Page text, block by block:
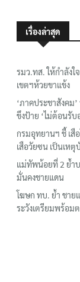
เรื่องล่าสุด
รมว.ทส. ให้กำลังใ
เขตฯห้วยขาแข้ง
‘ภาคประชาสังคม
ขึงป้าย ‘ไม่ต้อนรับ
กรมอุทยานฯ ชี้ เสื
เสือวัยซน เป็นเหตุ
แม่ทัพน้อยที่ 2 ย้ำ
มั่นคงชายแดน
โฆษก ทบ. ย้ำ ชาย
ระวังเตรียมพร้อม